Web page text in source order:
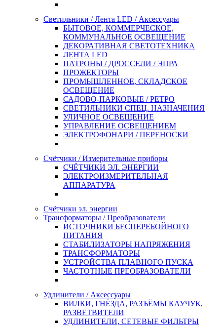
Светильники / Лента LED / Аксессуары
БЫТОВОЕ, КОММЕРЧЕСКОЕ,
КОММУНАЛЬНОЕ ОСВЕЩЕНИЕ
ДЕКОРАТИВНАЯ СВЕТОТЕХНИКА
ЛЕНТА LED
ПАТРОНЫ / ДРОССЕЛИ / ЭПРА
ПРОЖЕКТОРЫ
ПРОМЫШЛЕННОЕ, СКЛАДСКОЕ
ОСВЕЩЕНИЕ
САДОВО-ПАРКОВЫЕ / РЕТРО
СВЕТИЛЬНИКИ СПЕЦ. НАЗНАЧЕНИЯ
УЛИЧНОЕ ОСВЕЩЕНИЕ
УПРАВЛЕНИЕ ОСВЕЩЕНИЕМ
ЭЛЕКТРОФОНАРИ / ПЕРЕНОСКИ
Счётчики / Измерительные приборы
СЧЁТЧИКИ ЭЛ. ЭНЕРГИИ
ЭЛЕКТРОИЗМЕРИТЕЛЬНАЯ
АППАРАТУРА
Счётчики эл. энергии
Трансформаторы / Преобразователи
ИСТОЧНИКИ БЕСПЕРЕБОЙНОГО
ПИТАНИЯ
СТАБИЛИЗАТОРЫ НАПРЯЖЕНИЯ
ТРАНСФОРМАТОРЫ
УСТРОЙСТВА ПЛАВНОГО ПУСКА
ЧАСТОТНЫЕ ПРЕОБРАЗОВАТЕЛИ
Удлинители / Аксессуары
ВИЛКИ, ГНЁЗДА, РАЗЪЁМЫ КАУЧУК,
РАЗВЕТВИТЕЛИ
УДЛИНИТЕЛИ, СЕТЕВЫЕ ФИЛЬТРЫ